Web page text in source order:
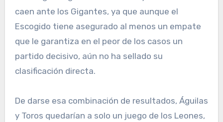
caen ante los Gigantes, ya que aunque el
Escogido tiene asegurado al menos un empate
que le garantiza en el peor de los casos un
partido decisivo, aún no ha sellado su
clasificación directa.
De darse esa combinación de resultados, Águilas
y Toros quedarían a solo un juego de los Leones,